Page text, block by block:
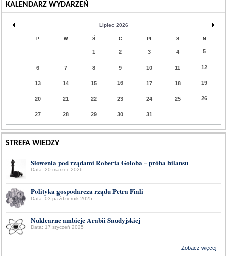
KALENDARZ WYDARZEŃ
Lipiec 2026
P W Ś C Pt S N
1 2 3 4 5
6 7 8 9 10 11 12
13 14 15 16 17 18 19
20 21 22 23 24 25 26
27 28 29 30 31
STREFA WIEDZY
Słowenia pod rządami Roberta Goloba – próba bilansu
Data: 20 marzec 2026
Polityka gospodarcza rządu Petra Fiali
Data: 03 październik 2025
Nuklearne ambicje Arabii Saudyjskiej
Data: 17 styczeń 2025
Zobacz więcej